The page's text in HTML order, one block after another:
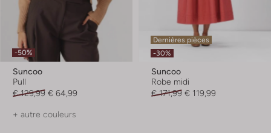
-50%
Suncoo
Pull
€ 129,99 € 64,99
+ autre couleurs
Dernières pièces
-30%
Suncoo
Robe midi
€ 171,99 € 119,99